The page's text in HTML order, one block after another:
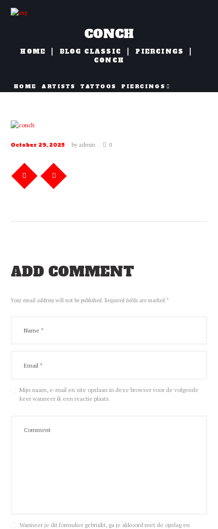
HOME ARTISTS TATTOOS
PIERCINGS
CONCH
HOME BLOG CLASSIC
PIERCINGS
CONCH
October 29, 2025 by admin 0
ADD COMMENT
Your email address will not be published. Required fields are marked *
Mijn naam, e-mail en site opslaan in deze browser voor de volgende
keer wanneer ik een reactie plaats.
Wanneer je dit formulier gebruikt, ga je akkoord met de opslag en